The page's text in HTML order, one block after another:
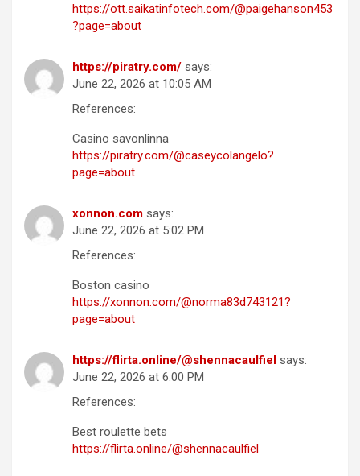
https://ott.saikatinfotech.com/@paigehanson453
?page=about
https://piratry.com/ says:
June 22, 2026 at 10:05 AM
References:
Casino savonlinna
https://piratry.com/@caseycolangelo?
page=about
xonnon.com says:
June 22, 2026 at 5:02 PM
References:
Boston casino
https://xonnon.com/@norma83d743121?
page=about
https://flirta.online/@shennacaulfiel says:
June 22, 2026 at 6:00 PM
References:
Best roulette bets
https://flirta.online/@shennacaulfiel